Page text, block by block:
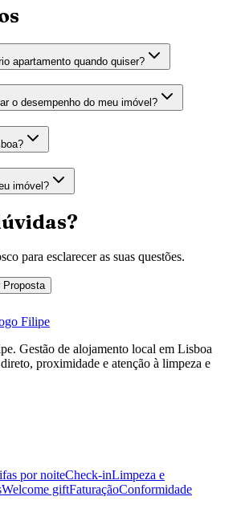
apartamento quando quiser?
o desempenho do meu imóvel?
imóvel?
para esclarecer as suas questões.
Proposta
Filipe
Gestão de alojamento local em Lisboa
proximidade e atenção à limpeza e
por noiteCheck-inLimpeza e
Welcome giftFaturaçãoConformidade